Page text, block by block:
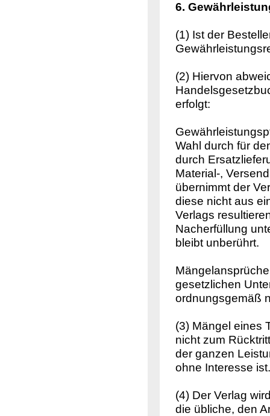
6.
(1) Ist der
(2) Hiervon
erfolgt:
Wahl durch für
durch
Material-,
übernimmt der
diese nicht aus
Verlags
Nacherfüllung
bleibt unberührt.
gesetzlichen
ordnungsgemäß
(3) Mängel eines
nicht zum
der ganzen
ohne Interesse ist.
(4) Der Verlag
die übliche, den